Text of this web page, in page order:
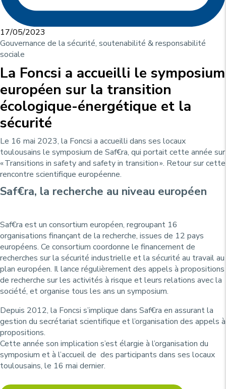
17/05/2023
Gouvernance de la sécurité, soutenabilité & responsabilité
sociale
La Foncsi a accueilli le symposium
européen sur la transition
écologique-énergétique et la
sécurité
Le 16 mai 2023, la Foncsi a accueilli dans ses locaux
toulousains le symposium de Saf€ra, qui portait cette année sur
« Transitions in safety and safety in transition ». Retour sur cette
rencontre scientifique européenne.
Saf€ra, la recherche au niveau européen
Saf€ra est un consortium européen, regroupant 16
organisations finançant de la recherche, issues de 12 pays
européens. Ce consortium coordonne le financement de
recherches sur la sécurité industrielle et la sécurité au travail au
plan européen. Il lance régulièrement des appels à propositions
de recherche sur les activités à risque et leurs relations avec la
société, et organise tous les ans un symposium.
Depuis 2012, la Foncsi s’implique dans Saf€ra en assurant la
gestion du secrétariat scientifique et l’organisation des appels à
propositions.
Cette année son implication s’est élargie à l’organisation du
symposium et à l’accueil de des participants dans ses locaux
toulousains, le 16 mai dernier.